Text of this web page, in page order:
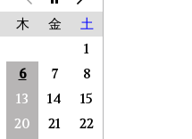
木 金 土
1
6 7
8
13 14
15
20 21
22